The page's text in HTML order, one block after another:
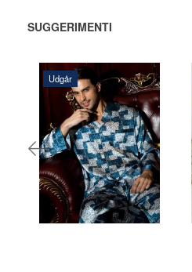
SUGGERIMENTI
Udgår
1.925,00 DKK
AGGIUNGI
AL CARRELLO